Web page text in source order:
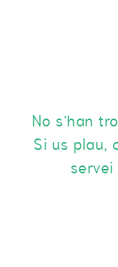
No s'han
Si us plau,